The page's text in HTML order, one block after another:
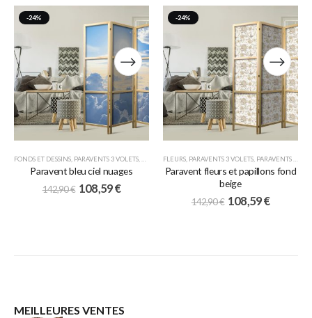
-24%
FONDS ET DESSINS, PARAVENTS 3 VOLETS,PARAVENTS JAPONAIS
Paravent bleu ciel nuages
142,90€ 108,59€
-24%
FLEURS, PARAVENTS 3 VOLETS, PARAVENTS JAPONAIS
Paravent fleurs et papillons fond
beige
142,90€ 108,59€
MEILLEURES VENTES